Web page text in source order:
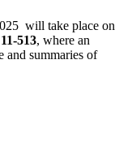
will take place on
513, where an
and summaries of